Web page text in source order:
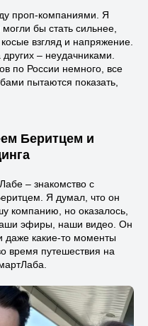
проп-компаниями. Я
бы стать сильнее,
взгляд и напряжение.
– неудачниками.
по России немного, все
пытаются показать,
Беритцем и
– знакомство с
Я думал, что он
компанию, но оказалось,
эфиры, наши видео. Он
даже какие-то моменты
время путешествия на